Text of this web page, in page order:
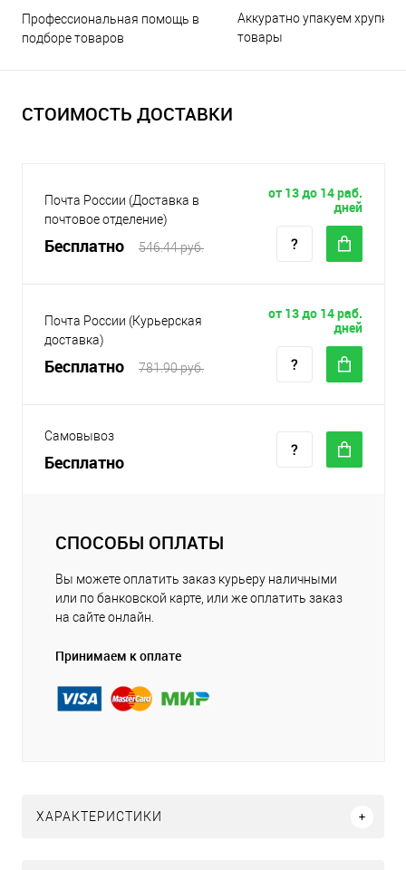
Профессиональная помощь в
подборе товаров
Аккуратно упакуем хрупкие
товары
СТОИМОСТЬ ДОСТАВКИ
Почта России (Доставка в
почтовое отделение)
Бесплатно 546.44 руб.
от 13 до 14 раб.
дней
Почта России (Курьерская
доставка)
Бесплатно 781.90 руб.
от 13 до 14 раб.
дней
Самовывоз
Бесплатно
СПОСОБЫ ОПЛАТЫ
Вы можете оплатить заказ курьеру наличными
или по банковской карте, или же оплатить заказ
на сайте онлайн.
Принимаем к оплате
ХАРАКТЕРИСТИКИ